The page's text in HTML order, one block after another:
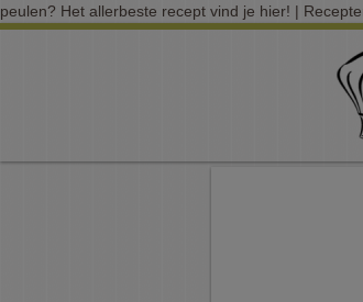
peulen? Het allerbeste recept vind je hier! |